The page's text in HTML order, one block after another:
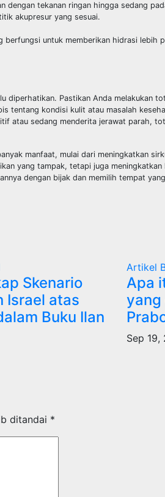
dengan tekanan ringan hingga sedang
akupresur yang sesuai.
untuk memberikan hidrasi lebih
diperhatikan. Pastikan Anda melakukan
tentang kondisi kulit atau masalah
atau sedang menderita jerawat parah,
manfaat, mulai dari meningkatkan
yang tampak, tetapi juga meningkatkan
dengan bijak dan memilih tempat
Skenario
Israel atas
Buku Ilan
Artikel
Apa
yang
Sep 19,
ditandai *